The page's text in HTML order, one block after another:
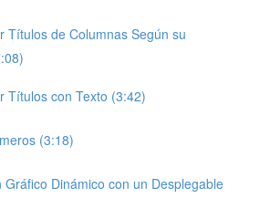
Títulos de Columnas Según su
Títulos con Texto (3:42)
(3:18)
Gráfico Dinámico con un Desplegable